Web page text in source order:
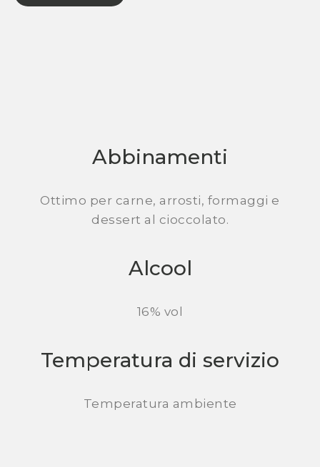
Abbinamenti
Ottimo per carne, arrosti, formaggi e
dessert al cioccolato.
Alcool
16% vol
Temperatura di servizio
Temperatura ambiente